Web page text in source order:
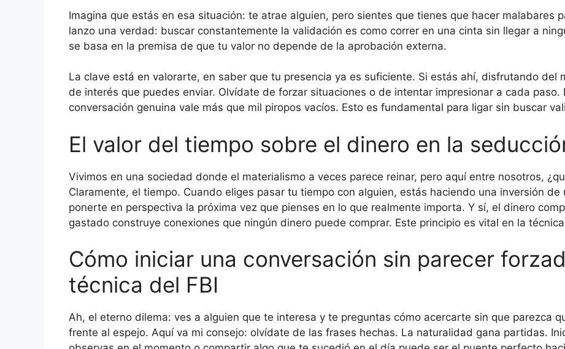
Imagina que estás en esa situación: te atrae alguien, pero sientes que tienes que hacer malabares
lanzo una verdad: buscar constantemente la validación es como correr en una cinta sin llegar a
se basa en la premisa de que tu valor no depende de la aprobación externa.
La clave está en valorarte, en saber que tu presencia ya es suficiente. Si estás ahí, disfrutando del
de interés que puedes enviar. Olvídate de forzar situaciones o de intentar impresionar a cada
conversación genuina vale más que mil piropos vacíos. Esto es fundamental para ligar sin buscar
El valor del tiempo sobre el dinero en la
Vivimos en una sociedad donde el materialismo a veces parece reinar, pero aquí entre nosotros,
Claramente, el tiempo. Cuando eliges pasar tu tiempo con alguien, estás haciendo una inversión
ponerte en perspectiva la próxima vez que pienses en lo que realmente importa. Y sí, el dinero
gastado construye conexiones que ningún dinero puede comprar. Este principio es vital en la
Cómo iniciar una conversación sin parecer
técnica del FBI
Ah, el eterno dilema: ves a alguien que te interesa y te preguntas cómo acercarte sin que parezca
frente al espejo. Aquí va mi consejo: olvídate de las frases hechas. La naturalidad gana partidas.